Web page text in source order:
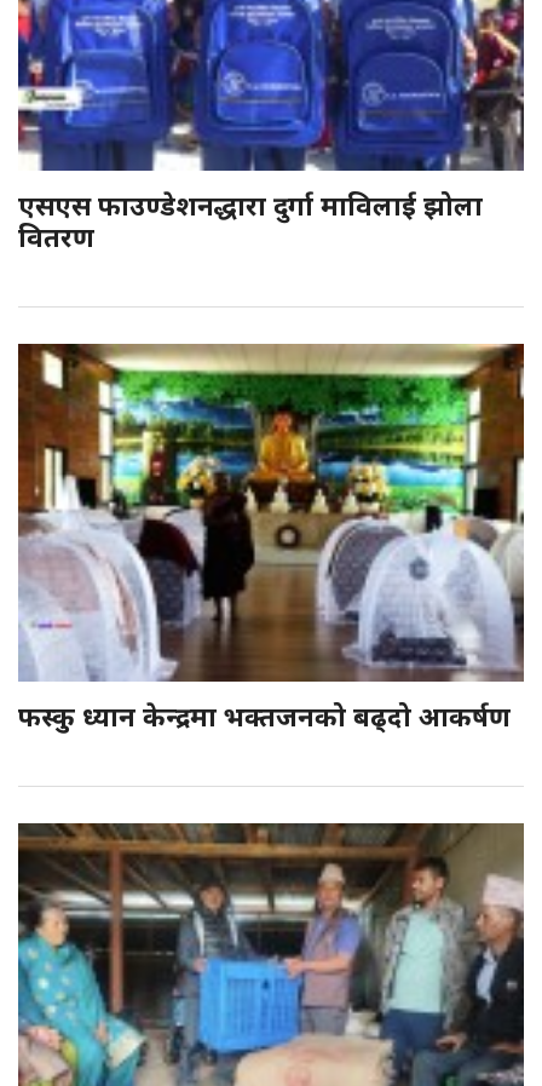
एसएस फाउण्डेशनद्धारा दुर्गा माविलाई झोला
वितरण
फस्कु ध्यान केन्द्रमा भक्तजनको बढ्दो आकर्षण